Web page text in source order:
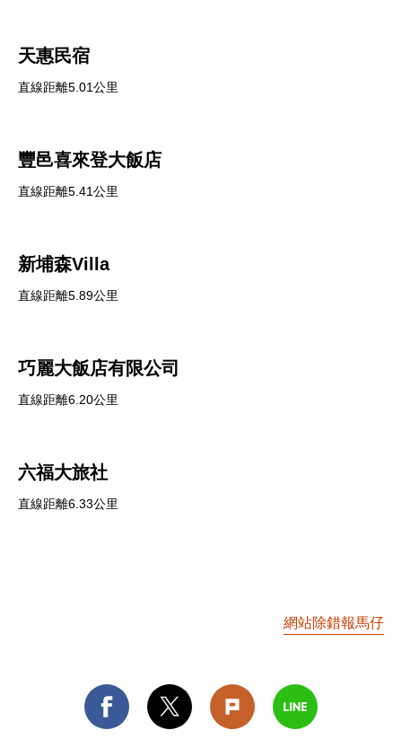
天惠民宿
直線距離5.01公里
豐邑喜來登大飯店
直線距離5.41公里
新埔森Villa
直線距離5.89公里
巧麗大飯店有限公司
直線距離6.20公里
六福大旅社
直線距離6.33公里
網站除錯報馬仔